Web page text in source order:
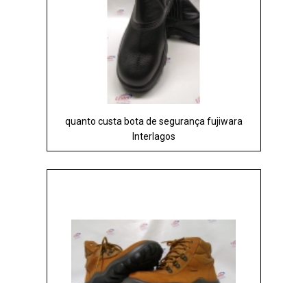
quanto custa bota de segurança fujiwara
Interlagos